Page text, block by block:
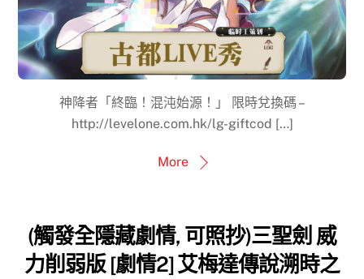
神降者「終臨！混沌始源！」 限時兌換碼 –
http://levelone.com.hk/lg-giftcod […]
More
(觸發全隱藏劇情, 可照抄)三聖劍 威
力削弱版 [劇情2] 艾梅達傳說溯時之